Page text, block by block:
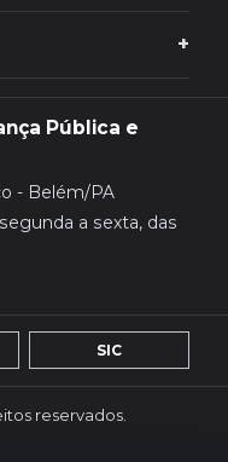
Pública e
- Belém/PA
a sexta, das
SIC
reservados.